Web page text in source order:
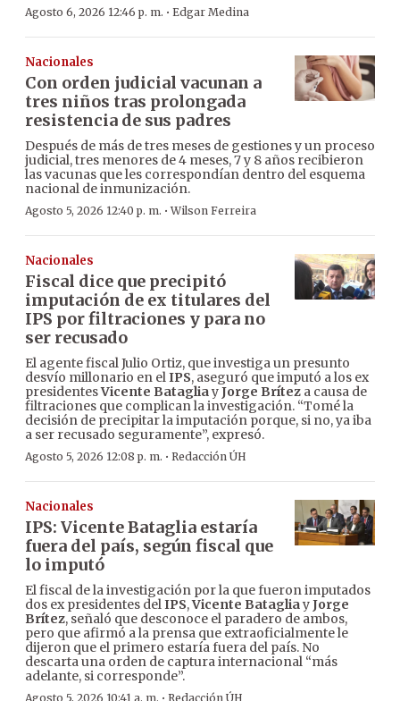
Agosto 6, 2026 12:46 p. m. · Edgar Medina
Nacionales
Con orden judicial vacunan a
tres niños tras prolongada
resistencia de sus padres
Después de más de tres meses de gestiones y un proceso
judicial, tres menores de 4 meses, 7 y 8 años recibieron
las vacunas que les correspondían dentro del esquema
nacional de inmunización.
Agosto 5, 2026 12:40 p. m. ·Wilson Ferreira
Nacionales
Fiscal dice que precipitó
imputación de ex titulares del
IPS por filtraciones y para no
ser recusado
El agente fiscal Julio Ortiz, que investiga un presunto
desvío millonario en elIPS, aseguró que imputó a los ex
presidentesVicente BatagliayJorge Brítez a causa de
filtraciones que complican la investigación. “Tomé la
decisión de precipitar la imputación porque, si no, ya iba
a ser recusado seguramente”, expresó.
Agosto 5, 2026 12:08 p. m. · Redacción ÚH
Nacionales
IPS: Vicente Bataglia estaría
fuera del país, según fiscal que
lo imputó
El fiscal de la investigación por la que fueron imputados
dos ex presidentes delIPS,Vicente BatagliayJorge
Brítez, señaló que desconoce el paradero de ambos,
pero que afirmó a la prensa que extraoficialmente le
dijeron que el primero estaría fuera del país. No
descarta una orden de captura internacional “más
adelante, si corresponde”.
Agosto 5, 2026 10:41 a. m. Redacción ÚH